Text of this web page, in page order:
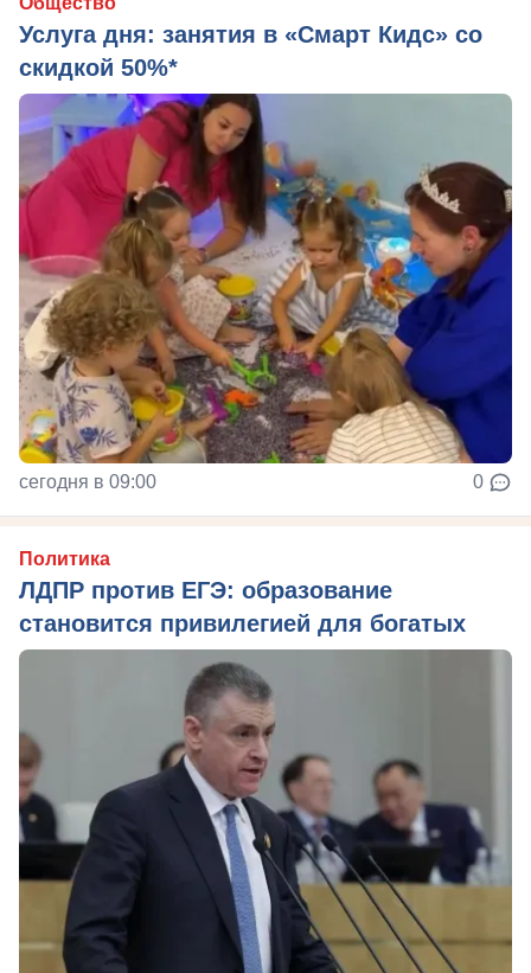
Услуга дня: занятия в «Смарт Кидс» со
скидкой 50%*
сегодня в 09:00 0
Политика
ЛДПР против ЕГЭ: образование
становится привилегией для богатых